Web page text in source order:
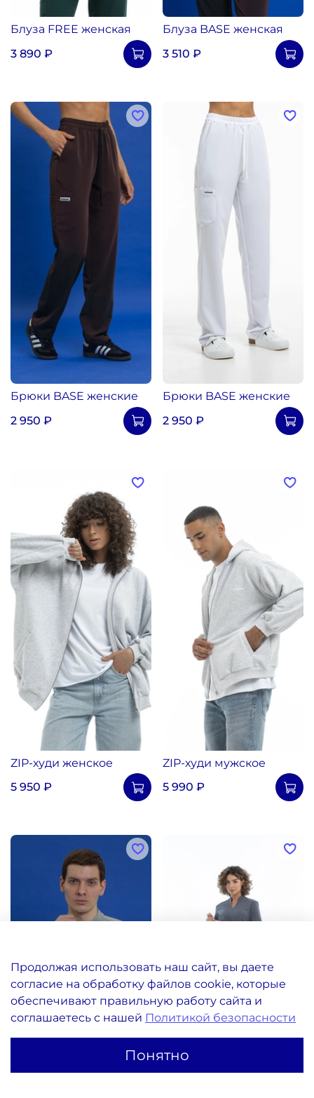
Блуза FREE женская
3 890 ₽
Блуза BASE женская
3 510 ₽
Брюки BASE женские
2 950 ₽
Брюки BASE женские
2 950 ₽
ZIP-худи женское
5 950 ₽
ZIP-худи мужское
5 990 ₽
Продолжая использовать наш сайт, вы даете
согласие на обработку файлов cookie, которые
обеспечивают правильную работу сайта и
соглашаетесь с нашей Политикой безопасности
Понятно